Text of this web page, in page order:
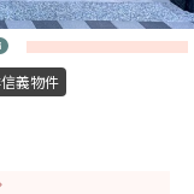
義物件